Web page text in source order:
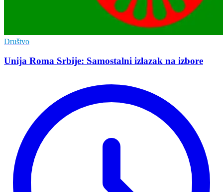
Društvo
Unija Roma Srbije: Samostalni izlazak na izbore